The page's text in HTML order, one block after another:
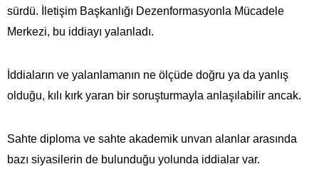
sürdü. İletişim Başkanlığı Dezenformasyonla Mücadele
Merkezi, bu iddiayı yalanladı.
İddiaların ve yalanlamanın ne ölçüde doğru ya da yanlış
olduğu, kılı kırk yaran bir soruşturmayla anlaşılabilir ancak.
Sahte diploma ve sahte akademik unvan alanlar arasında
bazı siyasilerin de bulunduğu yolunda iddialar var.